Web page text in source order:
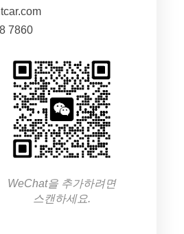
7860
WeChat을 추가하려면
스캔하세요.